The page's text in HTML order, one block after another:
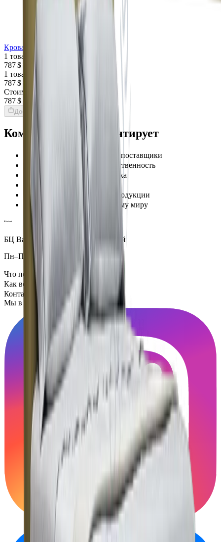
Кровать Hobart
1 товар
787 $
1 товар
787 $
Стоимость интерьера:
787 $
Добавить товары в заказ
Команда Globus гарантирует
Проверенные экспертами поставщики
100% материальная ответственность
Исключительная поддержка
Лучшие цены на рынке
Уверенность в качестве продукции
Надежная доставка по всему миру
БЦ Ванкэ, Фошань, Гуандун, Китай
Пн–Пт 5:00–14:00 (Мск)
Что посмотреть
Как всё устроено
Контакты
Мы в социальных сетях